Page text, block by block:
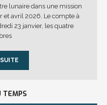
lunaire dans une mission
et avril 2026. Le compte à
23 janvier, les quatre
TEMPS